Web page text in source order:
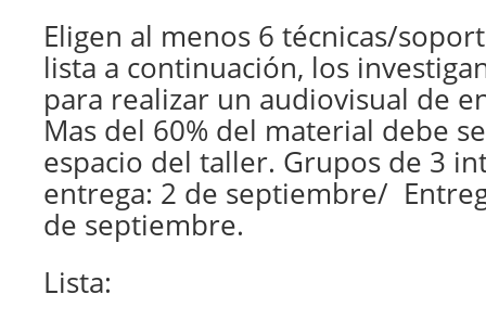
Eligen al menos 6 técnicas/
lista a continuación, los
para realizar un audiovisual de
Mas del 60% del material debe
espacio del taller. Grupos de 3
entrega: 2 de septiembre/
de septiembre.
Lista: